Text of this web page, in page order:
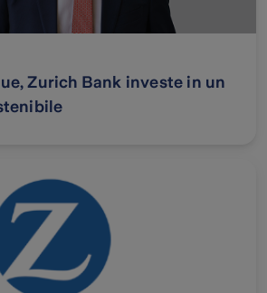
Zurich Bank investe in un